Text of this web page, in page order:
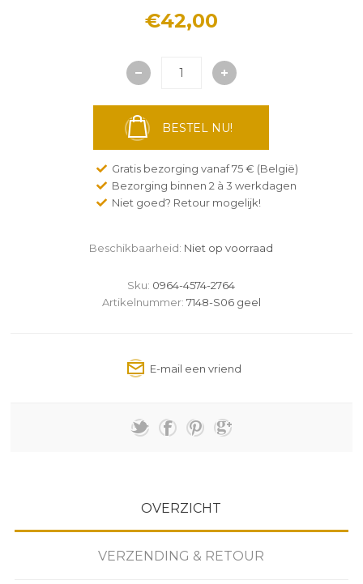
€42,00
BESTEL NU!
Gratis bezorging vanaf 75 € (België)
Bezorging binnen 2 à 3 werkdagen
Niet goed? Retour mogelijk!
Beschikbaarheid: Niet op voorraad
Sku: 0964-4574-2764
Artikelnummer: 7148-S06 geel
OVERZICHT
VERZENDING & RETOUR